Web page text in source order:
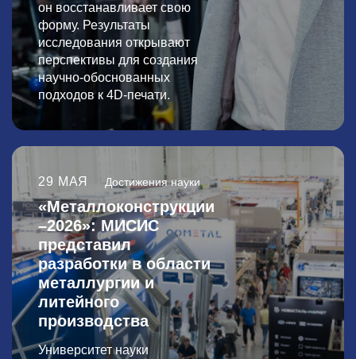
он восстанавливает свою
форму. Результаты
исследования открывают
перспективы для создания
научно-обоснованных
подходов к 4D-печати.
29 МАЯ Достижения науки
«Металлоконструкции
–2026»: МИСИС
представил
разработки в области
металлургии и
литейного
производства
Университет науки